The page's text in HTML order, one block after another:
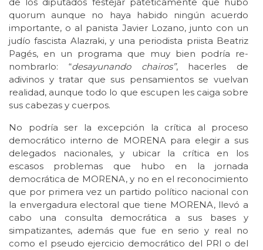
de los diputados festejar patéticamente que hubo
quorum aunque no haya habido ningún acuerdo
importante, o al panista Javier Lozano, junto con un
judío fascista Alazraki, y una periodista priista Beatriz
Pagés, en un programa que muy bien podría re-
nombrarlo: “desayunando chairos”, hacerles de
adivinos y tratar que sus pensamientos se vuelvan
realidad, aunque todo lo que escupen les caiga sobre
sus cabezas y cuerpos.
No podría ser la excepción la crítica al proceso
democrático interno de MORENA para elegir a sus
delegados nacionales, y ubicar la crítica en los
escasos problemas que hubo en la jornada
democrática de MORENA, y no en el reconocimiento
que por primera vez un partido político nacional con
la envergadura electoral que tiene MORENA, llevó a
cabo una consulta democrática a sus bases y
simpatizantes, además que fue en serio y real no
como el pseudo ejercicio democrático del PRI o del